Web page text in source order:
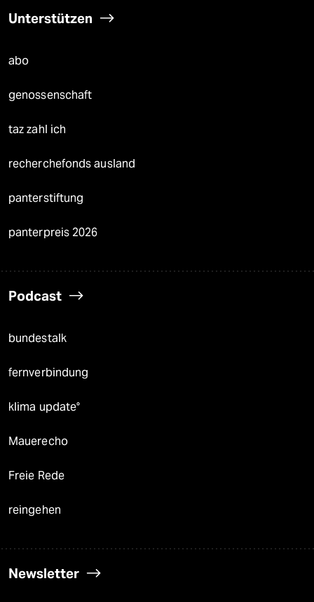
Unterstützen
abo
genossenschaft
taz zahl ich
recherchefonds ausland
panterstiftung
panterpreis 2026
Podcast
bundestalk
fernverbindung
klima update°
Mauerecho
Freie Rede
reingehen
Newsletter